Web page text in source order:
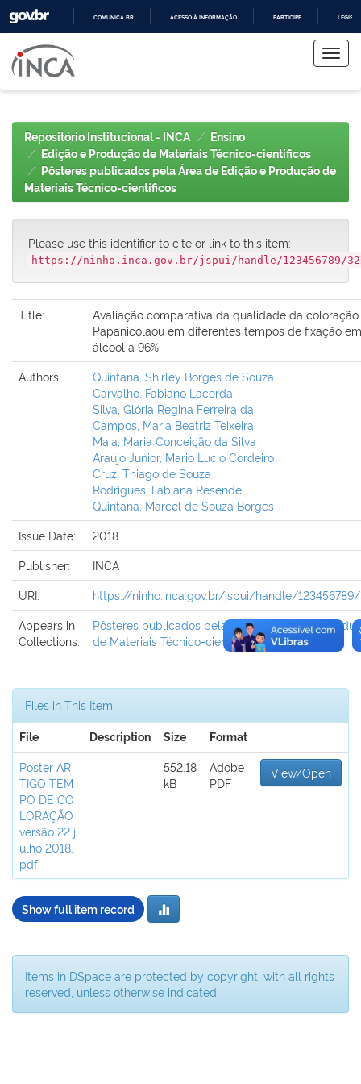
COMUNICA BR ACESSO À INFORMAÇÃO PARTICIPE
navigation
Repositório Institucional - INCA
Ensino
Edição e Produção de Materiais Técnico-científicos
Pôsteres publicados pela Área de Edição e Produção de
Materiais Técnico-científicos
Please use this identifier to cite or link to this item:
https://ninho.inca.gov.br/jspui/handle/123456789/
Title:
Avaliação comparativa da qualidade da
Papanicolaou em diferentes tempos de fixação em
álcool a 96%
Authors:
Quintana, Shirley Borges de Souza
Carvalho, Fabiano Lacerda
Silva, Glória Regina Ferreira da
Campos, Maria Beatriz Teixeira
Maia, Maria Conceição da Silva
Araújo Junior, Mario Lucio Cordeiro
Cruz, Thiago de Souza
Rodrigues, Fabiana Resende
Quintana, Marcel de Souza Borges
Issue Date:
2018
Publisher:
INCA
URI:
https://ninho.inca.gov.br/jspui/handle/
Appears in
Collections:
Pôsteres publicados pela Área de Edição e
de Materiais Técnico-científicos
Files in This Item:
File Description Size Format
Poster AR
TIGO TEM
PO DE CO
LORAÇÃO
versão 22 j
ulho 2018.
pdf
552.18
kB
Adobe
PDF
View/Open
Show full item record
Items in DSpace are protected by copyright, with all rights
reserved, unless otherwise indicated.